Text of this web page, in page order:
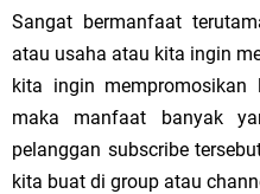
Sangat bermanfaat
atau usaha atau kita ingin
kita ingin
maka manfaat banyak
pelanggan subscribe
kita buat di group atau